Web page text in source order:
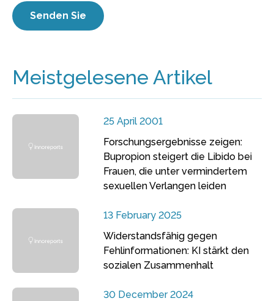
Meistgelesene Artikel
25 April 2001
Forschungsergebnisse zeigen:
Bupropion steigert die Libido bei
Frauen, die unter vermindertem
sexuellen Verlangen leiden
13 February 2025
Widerstandsfähig gegen
Fehlinformationen: KI stärkt den
sozialen Zusammenhalt
30 December 2024